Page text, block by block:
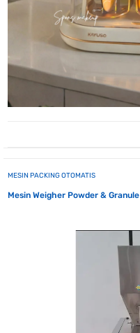
MESIN PACKING OTOMATIS
Mesin Weigher Powder & Granule